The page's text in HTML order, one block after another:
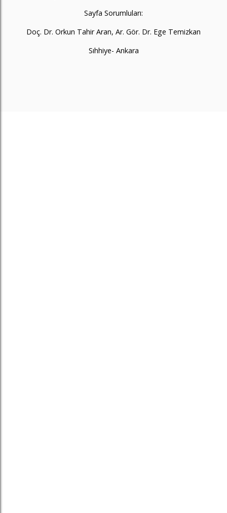
Sayfa Sorumluları:
Doç. Dr. Orkun Tahir Aran, Ar. Gör. Dr. Ege Temizkan
Sıhhiye- Ankara